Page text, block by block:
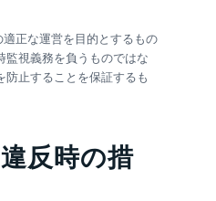
正な運営を目的とするもの
監視義務を負うものではな
防止することを保証するも
反時の措